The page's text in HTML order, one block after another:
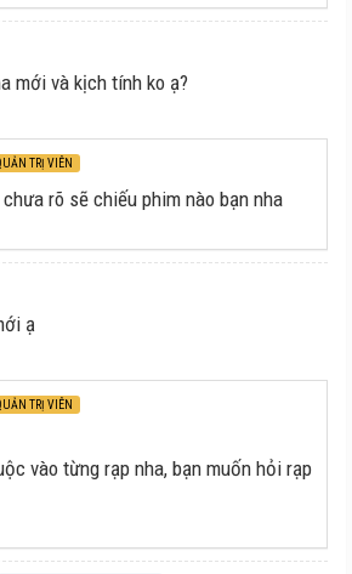
mới và kịch tính ko ạ?
TRỊ VIÊN
rõ sẽ chiếu phim nào bạn nha
ạ
TRỊ VIÊN
vào từng rạp nha, bạn muốn hỏi rạp